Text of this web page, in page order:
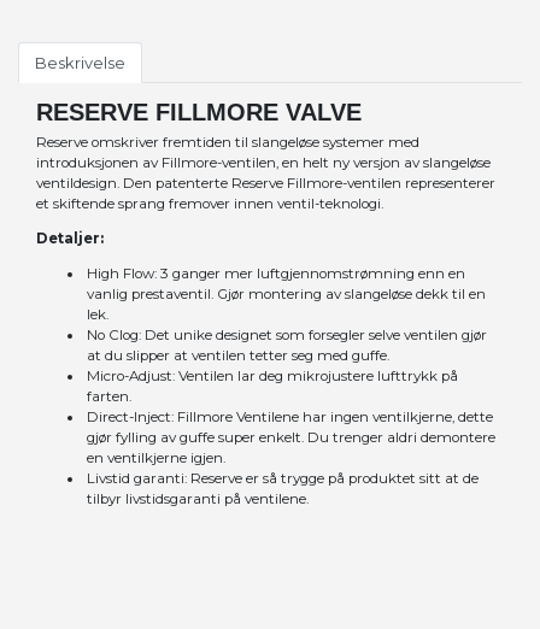
Beskrivelse
RESERVE FILLMORE VALVE
Reserve omskriver fremtiden til slangeløse systemer med
introduksjonen av Fillmore-ventilen, en helt ny versjon av slangeløse
ventildesign. Den patenterte Reserve Fillmore-ventilen representerer
et skiftende sprang fremover innen ventil-teknologi.
Detaljer:
High Flow: 3 ganger mer luftgjennomstrømning enn en
vanlig prestaventil. Gjør montering av slangeløse dekk til en
lek.
No Clog: Det unike designet som forsegler selve ventilen gjør
at du slipper at ventilen tetter seg med guffe.
Micro-Adjust: Ventilen lar deg mikrojustere lufttrykk på
farten.
Direct-Inject: Fillmore Ventilene har ingen ventilkjerne, dette
gjør fylling av guffe super enkelt. Du trenger aldri demontere
en ventilkjerne igjen.
Livstid garanti: Reserve er så trygge på produktet sitt at de
tilbyr livstidsgaranti på ventilene.